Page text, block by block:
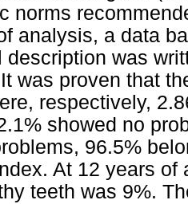
norms
analysis, a data
description was
was proven that
respectively,
showed no
96.5%
At 12 years of
teeth was 9%.